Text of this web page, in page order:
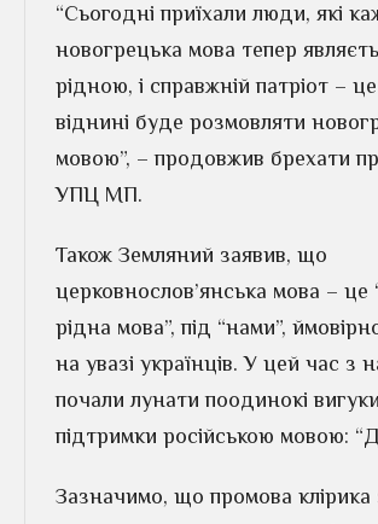
“Сьогодні приїхали люди, які
новогрецька мова тепер
рідною, і справжній патріот –
віднині буде розмовляти
мовою”, – продовжив брехати
УПЦ МП.
Також Земляний заявив, що
церковнослов’янська мова – це
рідна мова”, під “нами”,
на увазі українців. У цей час з
почали лунати поодинокі вигуки
підтримки російською мовою:
Зазначимо, що промова клірика